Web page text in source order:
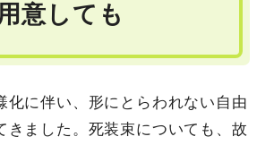
意しても
化に伴い、形にとらわれない自由
きました。死装束についても、故